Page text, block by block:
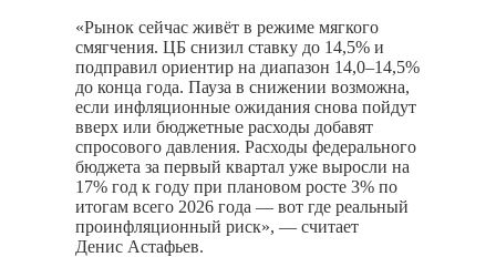
«Рынок сейчас живёт в режиме мягкого
смягчения. ЦБ снизил ставку до 14,5% и
подправил ориентир на диапазон 14,0–14,5%
до конца года. Пауза в снижении возможна,
если инфляционные ожидания снова пойдут
вверх или бюджетные расходы добавят
спросового давления. Расходы федерального
бюджета за первый квартал уже выросли на
17% год к году при плановом росте 3% по
итогам всего 2026 года — вот где реальный
проинфляционный риск», — считает
Денис Астафьев.